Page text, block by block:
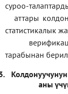
суроо-
аттары
статистикалык
тарабынан
аны